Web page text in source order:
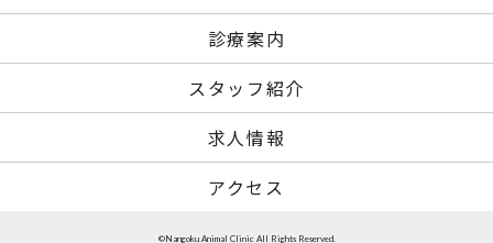
診療案内
スタッフ紹介
求人情報
アクセス
©Nangoku Animal Clinic All Rights Reserved.